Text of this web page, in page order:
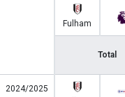
Fulham
Total
2024/2025